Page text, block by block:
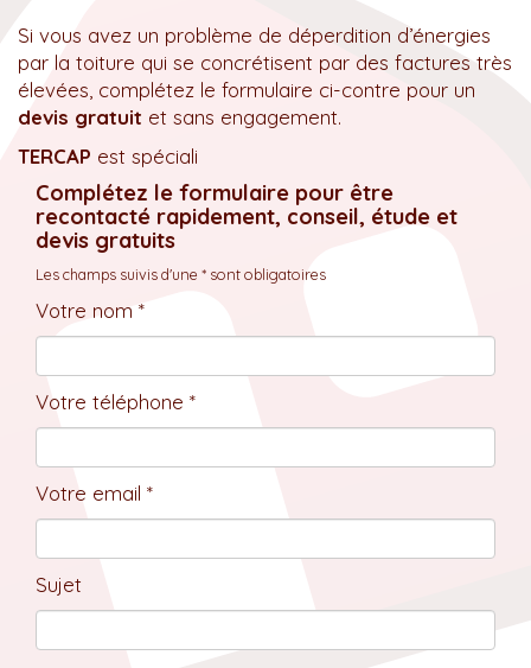
Si vous avez un problème de déperdition d’énergies
par la toiture qui se concrétisent par des factures très
élevées, complétez le formulaire ci-contre pour un
devis gratuit et sans engagement.
TERCAP est spéciali
Complétez le formulaire pour être
recontacté rapidement, conseil, étude et
devis gratuits
Les champs suivis d'une * sont obligatoires
Votre nom *
Votre téléphone *
Votre email *
Sujet